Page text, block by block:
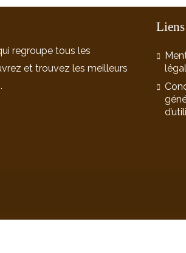
regroupe tous les
et trouvez les meilleurs